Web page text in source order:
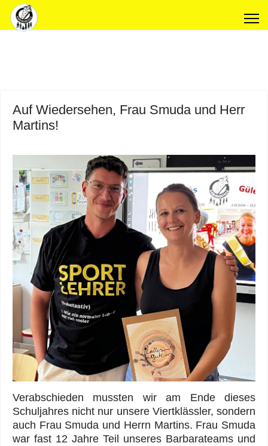
Auf Wiedersehen, Frau Smuda und Herr
Martins!
Verabschieden mussten wir am Ende dieses
Schuljahres nicht nur unsere Viertklässler, sondern
auch Frau Smuda und Herrn Martins. Frau Smuda
war fast 12 Jahre Teil unseres Barbarateams und